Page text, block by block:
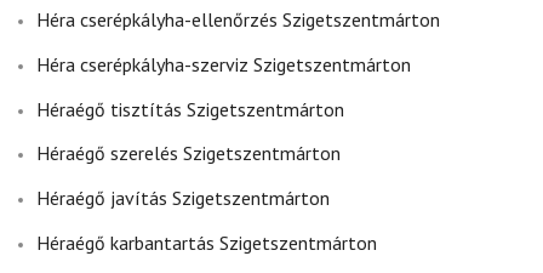
Héra cserépkályha-ellenőrzés Szigetszentmárton
Héra cserépkályha-szerviz Szigetszentmárton
Héraégő tisztítás Szigetszentmárton
Héraégő szerelés Szigetszentmárton
Héraégő javítás Szigetszentmárton
Héraégő karbantartás Szigetszentmárton